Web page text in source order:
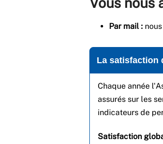
Par mail :
La satisfaction
Chaque année
assurés sur les
indicateurs de
Satisfaction